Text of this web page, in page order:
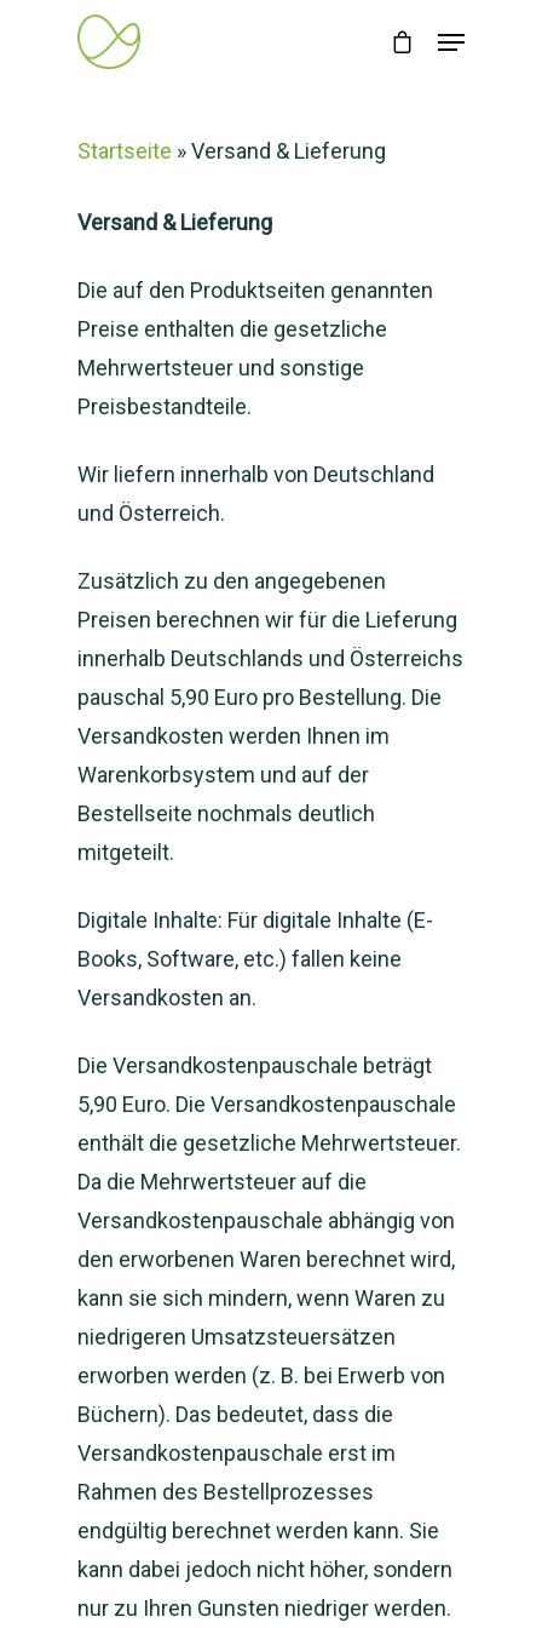
Startseite »Versand & Lieferung
Versand & Lieferung
Die auf den Produktseiten genannten
Preise enthalten die gesetzliche
Mehrwertsteuer und sonstige
Preisbestandteile.
Wir liefern innerhalb von Deutschland
und Österreich.
Zusätzlich zu den angegebenen
Preisen berechnen wir für die Lieferung
innerhalb Deutschlands und Österreichs
pauschal 5,90 Euro pro Bestellung. Die
Versandkosten werden Ihnen im
Warenkorbsystem und auf der
Bestellseite nochmals deutlich
mitgeteilt.
Digitale Inhalte: Für digitale Inhalte (E-
Books, Software, etc.) fallen keine
Versandkosten an.
Die Versandkostenpauschale beträgt
5,90 Euro. Die Versandkostenpauschale
enthält die gesetzliche Mehrwertsteuer.
Da die Mehrwertsteuer auf die
Versandkostenpauschale abhängig von
den erworbenen Waren berechnet wird,
kann sie sich mindern, wenn Waren zu
niedrigeren Umsatzsteuersätzen
erworben werden (z. B. bei Erwerb von
Büchern). Das bedeutet, dass die
Versandkostenpauschale erst im
Rahmen des Bestellprozesses
endgültig berechnet werden kann. Sie
kann dabei jedoch nicht höher, sondern
nur zu Ihren Gunsten niedriger werden.
NEWS: NanoCampo
verfügbar und
gestartet
Magnetfeld-
System
Magnetfeld-System
Anleitung und
Fragen und FAQ
Shop
Matte mieten
Bio-Energie
Studien
Über uns
Über uns
Partner